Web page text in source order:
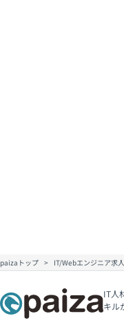
paizaトップ IT/Webエンジニア求
IT人
キル